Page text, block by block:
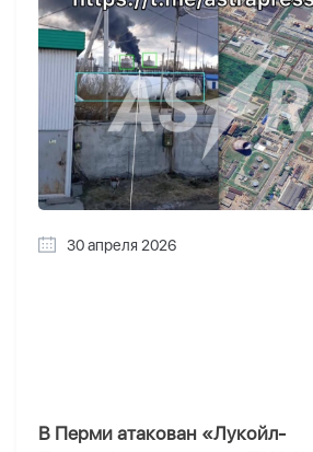
30 апреля 2026
В Перми атакован «Лукойл-